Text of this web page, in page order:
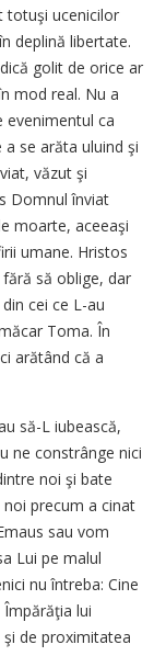
totuşi ucenicilor
deplină libertate.
golit de orice ar
mod real. Nu a
evenimentul ca
se arăta uluind şi
văzut şi
Domnul înviat
moarte, aceeaşi
umane. Hristos
să oblige, dar
cei ce L-au
Toma. În
arătând că a
să-L iubească,
ne constrânge nici
noi şi bate
noi precum a cinat
sau vom
Lui pe malul
nu întreba: Cine
lui
şi de proximitatea